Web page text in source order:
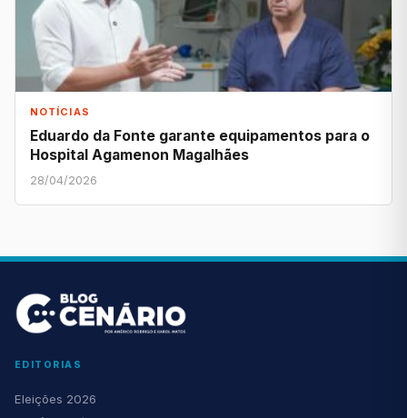
NOTÍCIAS
Eduardo da Fonte garante equipamentos para o
Hospital Agamenon Magalhães
28/04/2026
EDITORIAS
Eleições 2026